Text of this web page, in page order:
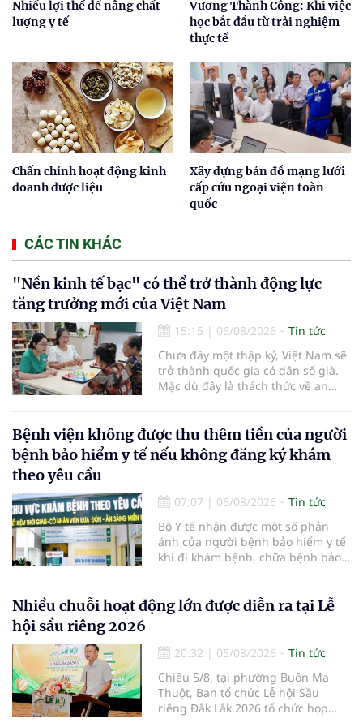
Nhiều lợi thế để nâng chất
lượng y tế
Vương Thành Công: Khi việc
học bắt đầu từ trải nghiệm
thực tế
Chấn chỉnh hoạt động kinh
doanh dược liệu
Xây dựng bản đồ mạng lưới
cấp cứu ngoại viện toàn
quốc
CÁC TIN KHÁC
"Nền kinh tế bạc" có thể trở thành động lực
tăng trưởng mới của Việt Nam
15:15 | 06/08/2026
Tin tức
Chưa đầy một thập kỷ, Việt Nam sẽ
trở thành quốc gia có dân số già.
Mặc dù đây là thách thức về an
có giá trị hàng tỷ USD.
Bệnh viện không được thu thêm tiền của người
bệnh bảo hiểm y tế nếu không đăng ký khám
theo yêu cầu
07:07 | 06/08/2026
Tin tức
Bộ Y tế nhận được một số phản
ánh của người bệnh bảo hiểm y tế
khi đi khám bệnh, chữa bệnh bảo
bệnh, chữa bệnh theo yêu cầu
nhưng vẫn phải nộp thêm các chi
phần cùng chi trả.
Nhiều chuỗi hoạt động lớn được diễn ra tại Lễ
hội sầu riêng 2026
20:32 | 05/08/2026
Tin tức
Chiều 5/8, tại phường Buôn Ma
Thuột, Ban tổ chức Lễ hội Sầu
riêng Đắk Lắk 2026 tổ chức họp